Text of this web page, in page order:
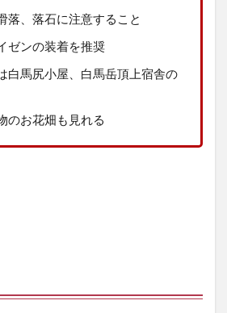
落、落石に注意すること
ゼンの装着を推奨
白馬尻小屋、白馬岳頂上宿舎の
のお花畑も見れる